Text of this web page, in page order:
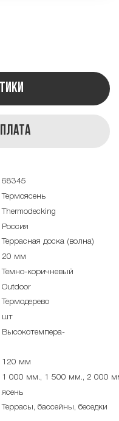
68345
Термоясень
Thermodecking
Россия
Террасная доска (волна)
20 мм
Темно-коричневый
Outdoor
Термодерево
шт
Высокотемпера-
120 мм
1 000 мм., 1 500 мм., 2 000
ясень
Террасы, бассейны, беседки